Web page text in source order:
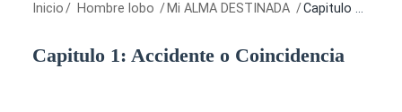
Inicio / Hombre lobo / Mi ALMA DESTINADA /Capitulo 1: Accidente o Coincidencia
Capitulo 1: Accidente o Coincidencia